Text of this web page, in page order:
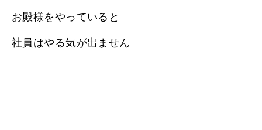
お殿様をやっていると
社員はやる気が出ません